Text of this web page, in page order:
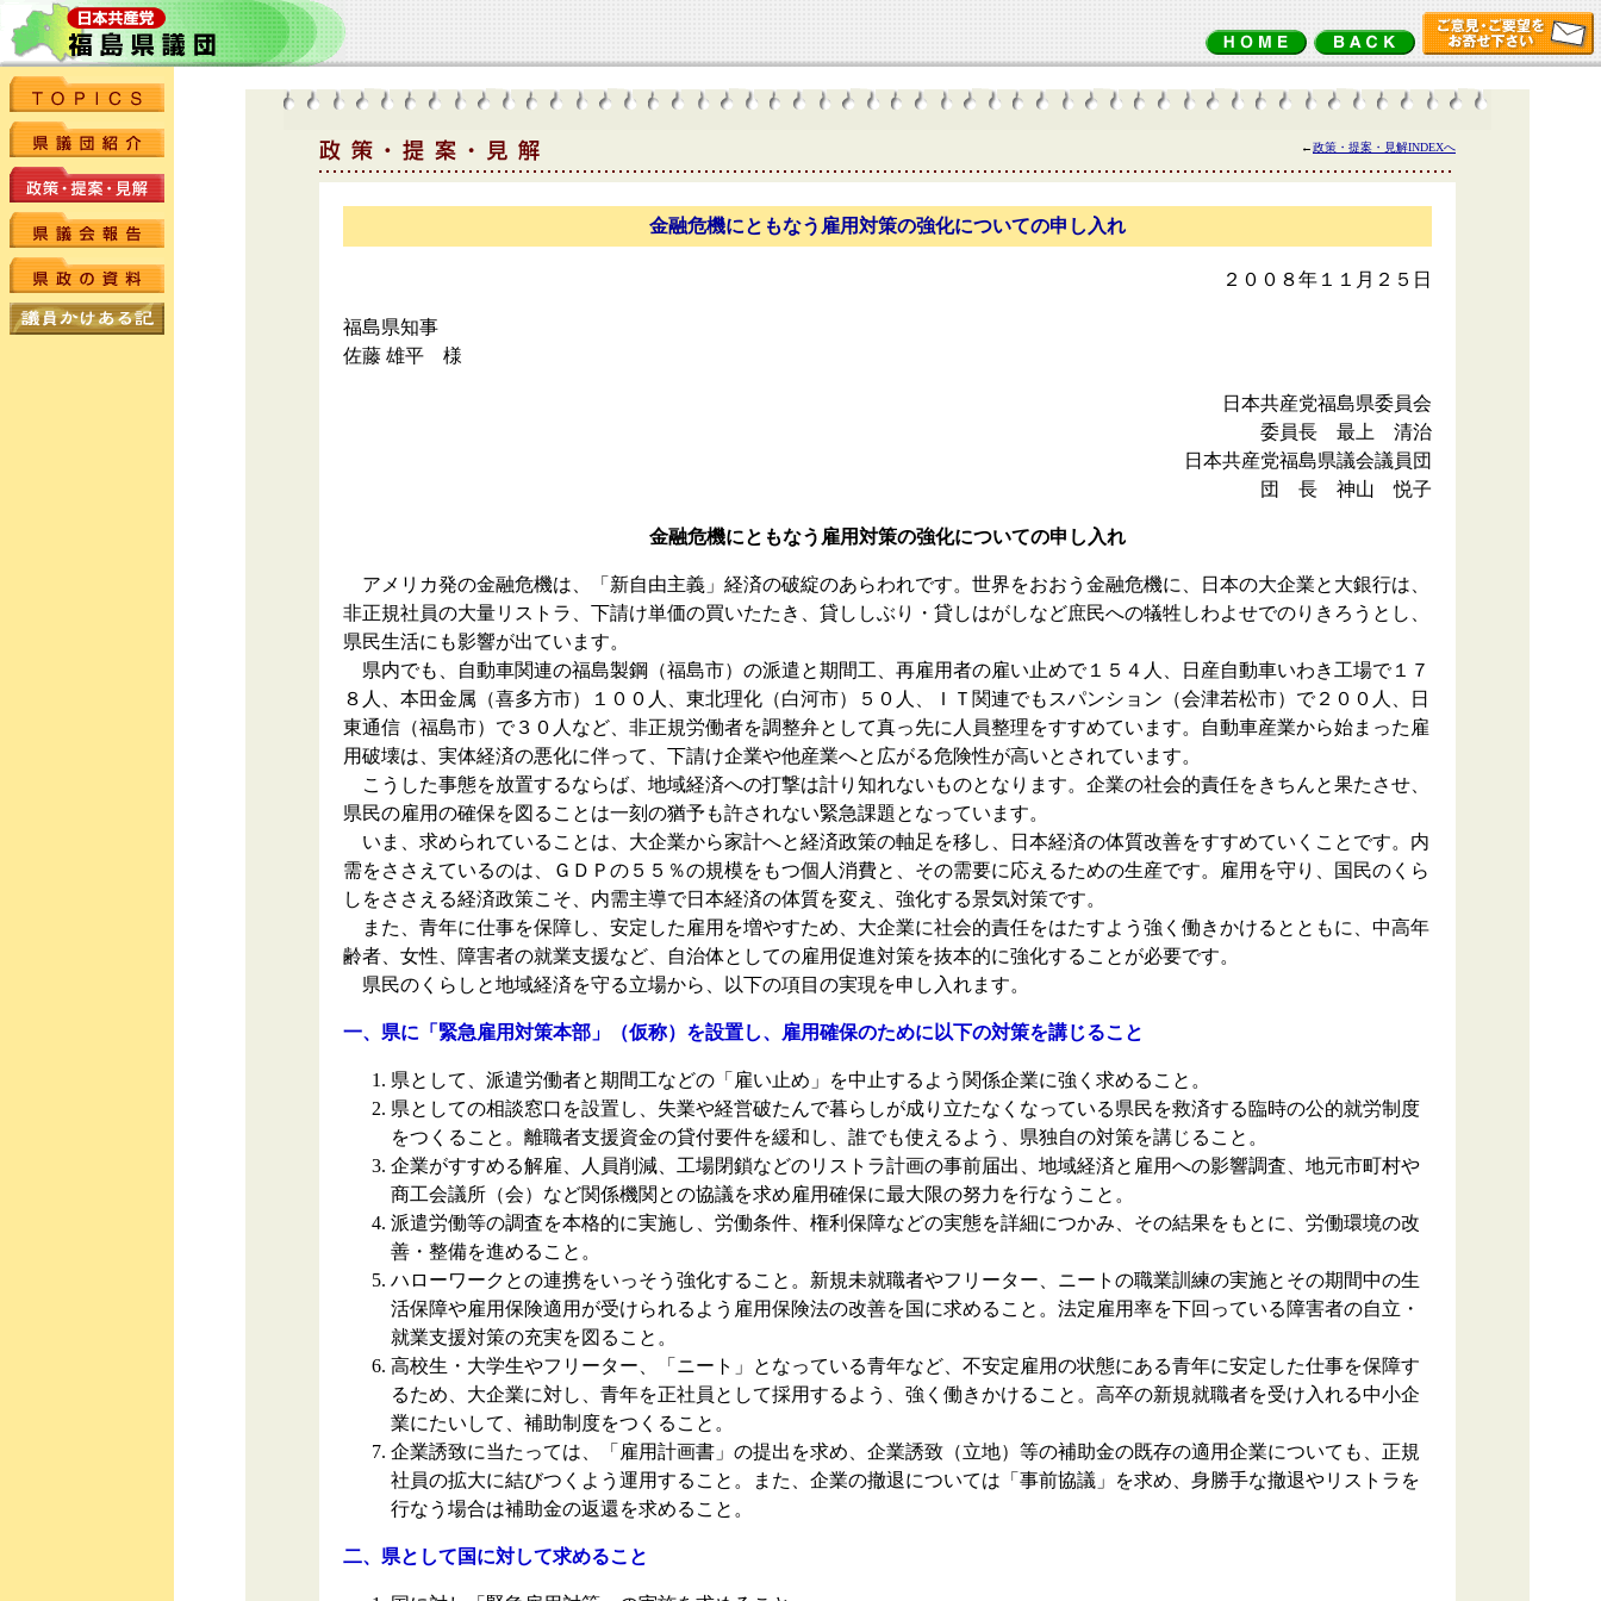
←政策・提案・見解INDEXへ
金融危機にともなう雇用対策の強化についての申し入れ
２００８年１１月２５日
福島県知事
佐藤 雄平 様
日本共産党福島県委員会
委員長 最上 清治
日本共産党福島県議会議員団
団 長 神山 悦子
金融危機にともなう雇用対策の強化についての申し入れ
アメリカ発の金融危機は、「新自由主義」経済の破綻のあらわれです。世界をおおう金融危機に、日本の大企業と大銀行は、
非正規社員の大量リストラ、下請け単価の買いたたき、貸ししぶり・貸しはがしなど庶民への犠牲しわよせでのりきろうとし、
県民生活にも影響が出ています。
県内でも、自動車関連の福島製鋼（福島市）の派遣と期間工、再雇用者の雇い止めで１５４人、日産自動車いわき工場で１７
８人、本田金属（喜多方市）１００人、東北理化（白河市）５０人、ＩＴ関連でもスパンション（会津若松市）で２００人、日
東通信（福島市）で３０人など、非正規労働者を調整弁として真っ先に人員整理をすすめています。自動車産業から始まった雇
用破壊は、実体経済の悪化に伴って、下請け企業や他産業へと広がる危険性が高いとされています。
こうした事態を放置するならば、地域経済への打撃は計り知れないものとなります。企業の社会的責任をきちんと果たさせ、
県民の雇用の確保を図ることは一刻の猶予も許されない緊急課題となっています。
いま、求められていることは、大企業から家計へと経済政策の軸足を移し、日本経済の体質改善をすすめていくことです。内
需をささえているのは、ＧＤＰの５５％の規模をもつ個人消費と、その需要に応えるための生産です。雇用を守り、国民のくら
しをささえる経済政策こそ、内需主導で日本経済の体質を変え、強化する景気対策です。
また、青年に仕事を保障し、安定した雇用を増やすため、大企業に社会的責任をはたすよう強く働きかけるとともに、中高年
齢者、女性、障害者の就業支援など、自治体としての雇用促進対策を抜本的に強化することが必要です。
県民のくらしと地域経済を守る立場から、以下の項目の実現を申し入れます。
一、県に「緊急雇用対策本部」（仮称）を設置し、雇用確保のために以下の対策を講じること
県として、派遣労働者と期間工などの「雇い止め」を中止するよう関係企業に強く求めること。
県としての相談窓口を設置し、失業や経営破たんで暮らしが成り立たなくなっている県民を救済する臨時の公的就労制度
をつくること。離職者支援資金の貸付要件を緩和し、誰でも使えるよう、県独自の対策を講じること。
企業がすすめる解雇、人員削減、工場閉鎖などのリストラ計画の事前届出、地域経済と雇用への影響調査、地元市町村や
商工会議所（会）など関係機関との協議を求め雇用確保に最大限の努力を行なうこと。
派遣労働等の調査を本格的に実施し、労働条件、権利保障などの実態を詳細につかみ、その結果をもとに、労働環境の改
善・整備を進めること。
ハローワークとの連携をいっそう強化すること。新規未就職者やフリーター、ニートの職業訓練の実施とその期間中の生
活保障や雇用保険適用が受けられるよう雇用保険法の改善を国に求めること。法定雇用率を下回っている障害者の自立・
就業支援対策の充実を図ること。
高校生・大学生やフリーター、「ニート」となっている青年など、不安定雇用の状態にある青年に安定した仕事を保障す
るため、大企業に対し、青年を正社員として採用するよう、強く働きかけること。高卒の新規就職者を受け入れる中小企
業にたいして、補助制度をつくること。
企業誘致に当たっては、「雇用計画書」の提出を求め、企業誘致（立地）等の補助金の既存の適用企業についても、正規
社員の拡大に結びつくよう運用すること。また、企業の撤退については「事前協議」を求め、身勝手な撤退やリストラを
行なう場合は補助金の返還を求めること。
二、県として国に対して求めること